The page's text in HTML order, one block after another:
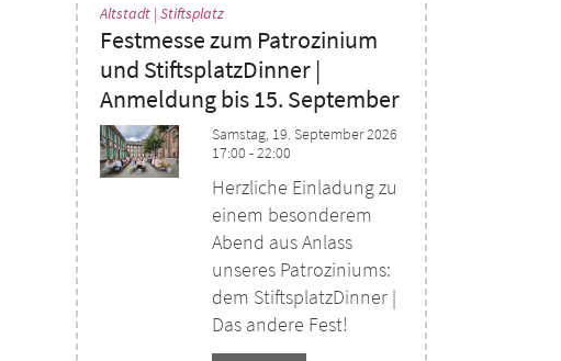
Altstadt | Stiftsplatz:
Festmesse zum Patrozinium
und StiftsplatzDinner |
Anmeldung bis 15. September
Samstag, 19. September 2026
17:00 - 22:00
Herzliche Einladung zu
einem besonderem
Abend aus Anlass
unseres Patroziniums:
dem StiftsplatzDinner |
Das andere Fest!